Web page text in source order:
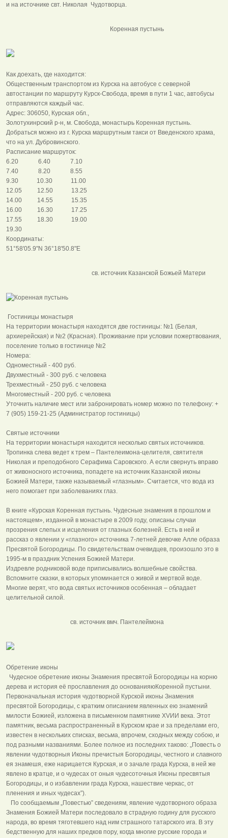
и на источнике свт. Николая Чудотворца.
Коренная пустынь
Как доехать, где находится:
Общественным транспортом из Курска на автобусе с северной
автостанции по маршруту Курск-Свобода, время в пути 1 час, автобусы
отправляются каждый час.
Адрес: 306050, Курская обл.,
Золотухинрский р-н, м. Свобода, монастырь Коренная пустынь.
Добраться можно из г. Курска маршрутным такси от Введенского храма,
что на ул. Дубровинского.
Расписание маршруток:
6.20 6.40 7.10
7.40 8.20 8.55
9.30 10.30 11.00
12.05 12.50 13.25
14.00 14.55 15.35
16.00 16.30 17.25
17.55 18.30 19.00
19.30
Координаты:
51°58'05.9"N 36°18'50.8"E
св. источник Казанской Божьей Матери
Гостиницы монастыря
На территории монастыря находятся две гостиницы: №1 (Белая,
архиерейская) и №2 (Красная). Проживание при условии пожертвования,
поселение только в гостинице №2
Номера:
Одноместный - 400 руб.
Двухместный - 300 руб. с человека
Трехместный - 250 руб. с человека
Многоместный - 200 руб. с человека
Уточнить наличие мест или забронировать номер можно по телефону: +
7 (905) 159-21-25 (Администратор гостиницы)
Святые источники
На территории монастыря находится несколько святых источников.
Тропинка слева ведет к трем – Пантелеимона-целителя, святителя
Николая и преподобного Серафима Саровского. А если свернуть вправо
от живоносного источника, попадете на источник Казанской иконы
Божией Матери, также называемый «глазным». Считается, что вода из
него помогает при заболеваниях глаз.
В книге «Курская Коренная пустынь. Чудесные знамения в прошлом и
настоящем», изданной в монастыре в 2009 году, описаны случаи
прозрения слепых и исцеления от глазных болезней. Есть в ней и
рассказ о явлении у «глазного» источника 7-летней девочке Алле образа
Пресвятой Богородицы. По свидетельствам очевидцев, произошло это в
1995-м в праздник Успения Божией Матери.
Издревле родниковой воде приписывались волшебные свойства.
Вспомните сказки, в которых упоминается о живой и мертвой воде.
Многие верят, что вода святых источников особенная – обладает
целительной силой.
св. источник вмч. Пантелеймона
Обретение иконы
Чудесное обретение иконы Знамения пресвятой Богородицы на корню
дерева и история её прославления до основанияюКоренной пустыни.
Первоначальная история чудотворной Курской иконы Знамения
пресвятой Богородицы, с кратким описанием явленных ею знамений
милости Божией, изложена в письменном памятнике XVИИ века. Этот
памятник, весьма распространенный в Курском крае и за пределами его,
известен в нескольких списках, весьма, впрочем, сходных между собою, и
под разными названиями. Более полное из последних таково: „Повесть о
явлении чудотворныя Иконы пречистыя Богородицы, честного и славного
ея знамешя, еже нарицается Курская, и о зачале града Курска, в ней же
явлено в кратце, и о чудесах от оныя чудесоточныя Иконы пресвятыя
Богородицы, и о избавлении града Курска, нашествие черкас, от
пленения и иных чудесах”).
По сообщаемым „Повестью” сведениям, явление чудотворного образа
Знамения Божией Матери последовало в страдную годину для русского
народа, во время тяготевшего над ним страшного татарского ига. В эту
бедственную для наших предков пору, когда многие русские города и